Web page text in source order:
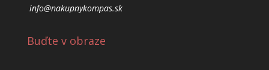
info@nakupnykompas.sk
Buďte v obraze